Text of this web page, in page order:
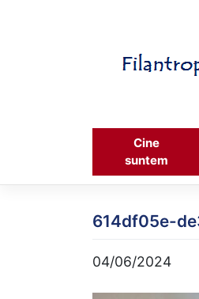
Cine
suntem
614df05e-
04/06/2024